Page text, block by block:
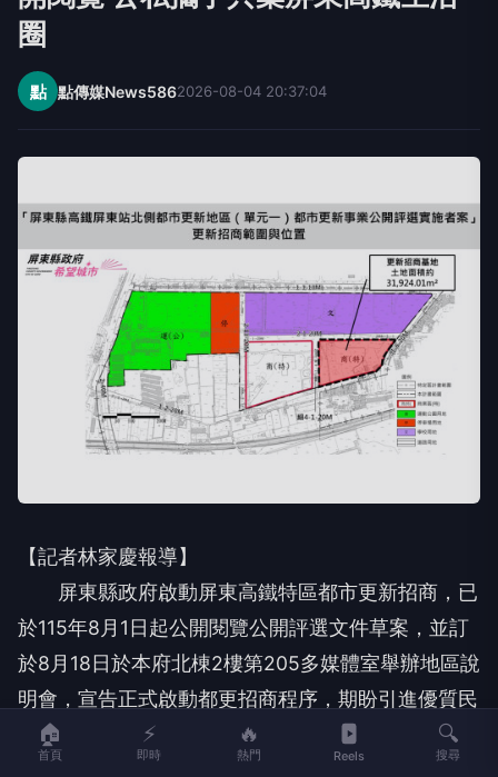
圈
點 點傳媒News5862026-08-04 20:37:04
【記者林家慶報導】
屏東縣政府啟動屏東高鐵特區都市更新招商，已
於115年8月1日起公開閱覽公開評選文件草案，並訂
於8月18日於本府北棟2樓第205多媒體室舉辦地區說
明會，宣告正式啟動都更招商程序，期盼引進優質民
間資源，共同打造屏東高鐵地區未來新生活圈。
🏠
首頁
⚡
即時
🔥
熱門 Reels
🔍
搜尋